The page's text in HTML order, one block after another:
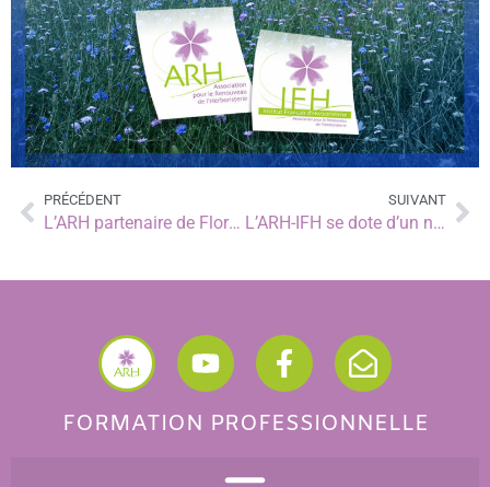
PRÉCÉDENT
L’ARH partenaire de Flora Gallica : l’incontournable Flore des botanistes et herboristes !
SUIVANT
L’ARH-IFH se dote d’un nouveau verger.
FORMATION PROFESSIONNELLE